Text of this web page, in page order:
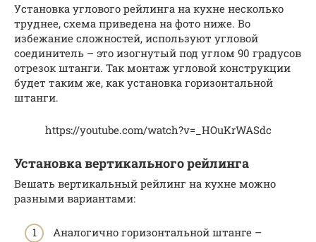
Установка углового рейлинга на кухне несколько
труднее, схема приведена на фото ниже. Во
избежание сложностей, используют угловой
соединитель – это изогнутый под углом 90 градусов
отрезок штанги. Так монтаж угловой конструкции
будет таким же, как установка горизонтальной
штанги.
https://youtube.com/watch?v=_HOuKrWASdc
Установка вертикального рейлинга
Вешать вертикальный рейлинг на кухне можно
разными вариантами:
Аналогично горизонтальной штанге –